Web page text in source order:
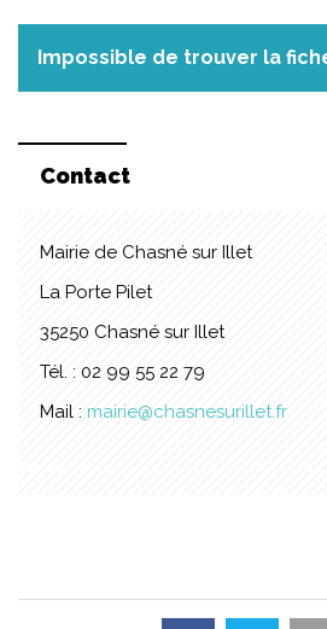
Impossible de trouver la
Contact
Mairie de Chasné sur Illet
La Porte Pilet
35250 Chasné sur Illet
Tél. : 02 99 55 22 79
Mail : mairie@chasnesurillet.fr